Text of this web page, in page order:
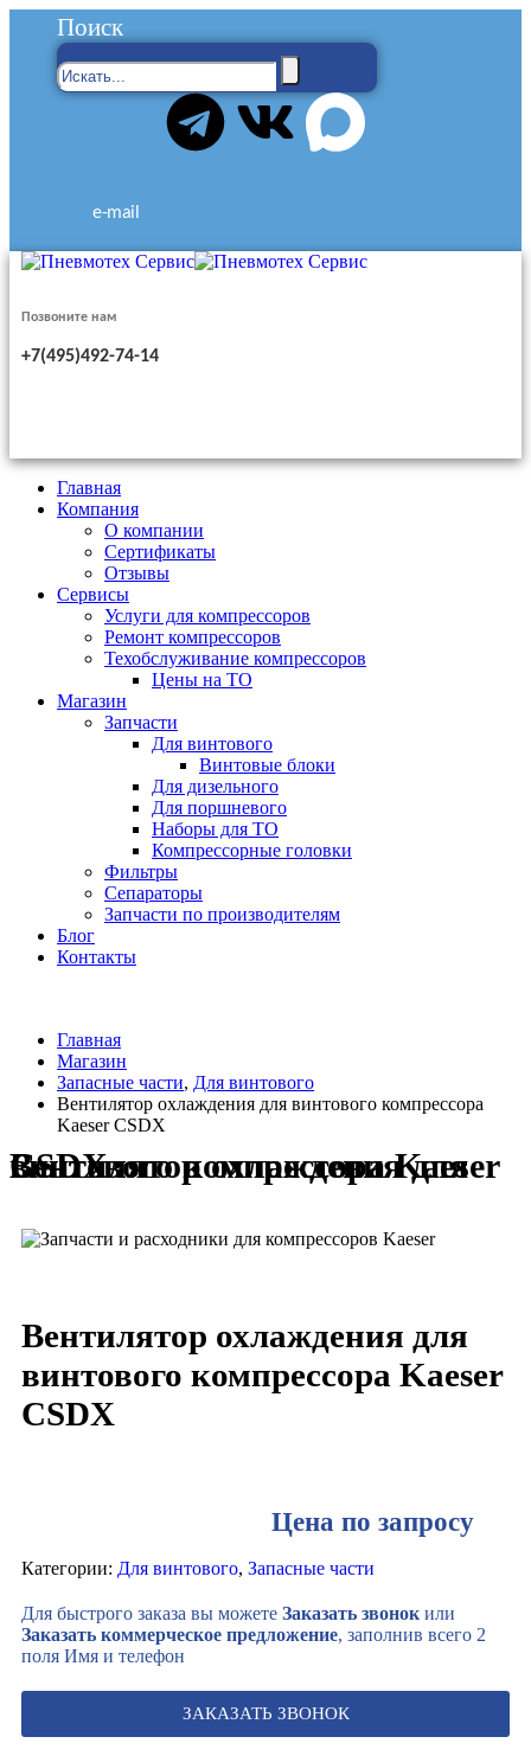
Поиск
e-mail
Позвоните нам
+7(495)492-74-14
Главная
Компания
О компании
Сертификаты
Отзывы
Сервисы
Услуги для компрессоров
Ремонт компрессоров
Техобслуживание компрессоров
Цены на ТО
Магазин
Запчасти
Для винтового
Винтовые блоки
Для дизельного
Для поршневого
Наборы для ТО
Компрессорные головки
Фильтры
Сепараторы
Запчасти по производителям
Блог
Контакты
Главная
Магазин
Запасные части, Для винтового
Вентилятор охлаждения для винтового компрессора
Kaeser CSDX
Вентилятор охлаждения для винтового компрессора Kaeser CSDX
Вентилятор охлаждения для
винтового компрессора Kaeser
CSDX
Цена по запросу
Категории: Для винтового, Запасные части
Для быстрого заказа вы можете Заказать звонок или
Заказать коммерческое предложение, заполнив всего 2
поля Имя и телефон
ЗАКАЗАТЬ ЗВОНОК